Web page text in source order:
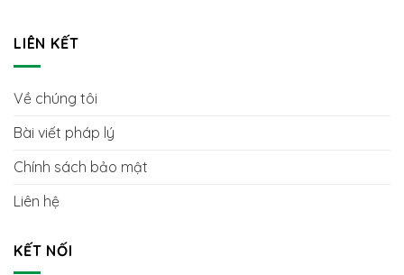
LIÊN KẾT
Về chúng tôi
Bài viết pháp lý
Chính sách bảo mật
Liên hệ
KẾT NỐI